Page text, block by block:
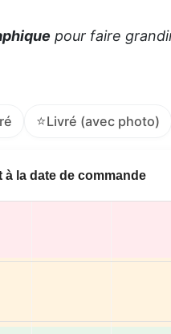
pour faire
⭐Livré (avec photo)
à la date de commande